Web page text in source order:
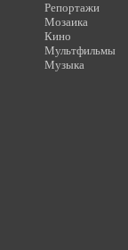
Репортажи
Мозаика
Кино
Мультфильмы
Музыка